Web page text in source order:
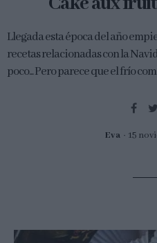
Llegada esta época del año
recetas relacionadas con la
poco... Pero parece que el frío
Eva 15